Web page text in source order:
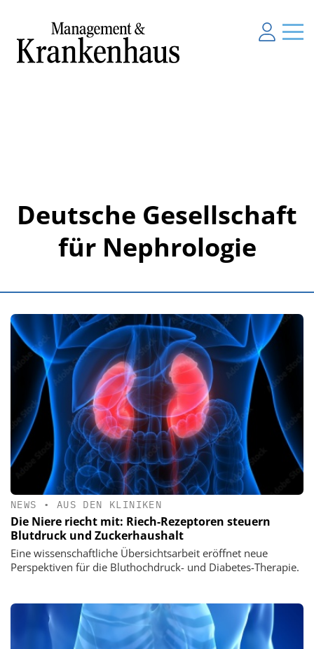
Deutsche Gesellschaft
für Nephrologie
NEWS • AUS DEN KLINIKEN
Die Niere riecht mit: Riech-Rezeptoren steuern
Blutdruck und Zuckerhaushalt
Eine wissenschaftliche Übersichtsarbeit eröffnet neue
Perspektiven für die Bluthochdruck- und Diabetes-Therapie.